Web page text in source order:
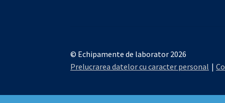
© Echipamente de laborator 2026
Prelucrarea datelor cu caracter personal